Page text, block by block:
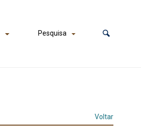
Pesquisa
Voltar